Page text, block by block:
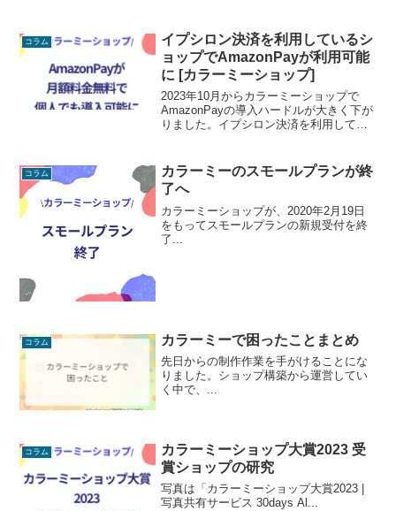
コラム
イプシロン決済を利用しているシ
ョップでAmazonPayが利用可能
に [カラーミーショップ]
2023年10月からカラーミーショップで
AmazonPayの導入ハードルが大きく下が
りました。イプシロン決済を利用してい
済手数料3.9%~利用することができます
（禁止商材取り扱いショップは不可）。
従来は法人でなければAmazonPayを導入
できなかったので、個人でショップを運
営されている方には朗報です。
コラム
カラーミーのスモールプランが終
了へ
カラーミーショップが、2020年2月19日
をもってスモールプランの新規受付を終
了...
コラム カラーミーで困ったことまとめ
先日からの制作作業を手がけることにな
りました。ショップ構築から運営してい
く中で、...
コラム
カラーミーショップ大賞2023 受
賞ショップの研究
写真は「カラーミーショップ大賞2023 |
写真共有サービス 30days Al...